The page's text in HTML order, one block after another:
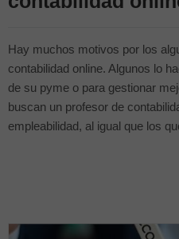
Hay muchos motivos por los
contabilidad online. Algunos lo
de su pyme o para gestionar
buscan un profesor de
empleabilidad, al igual que los
aprender todo lo posible al